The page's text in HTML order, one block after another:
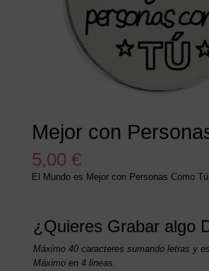
Mejor con
5,00 €
El Mundo es Mejor con Personas Como Tú
¿Quieres Grabar algo
Máximo 40 caracteres sumando letras y
Máximo en 4 lineas.